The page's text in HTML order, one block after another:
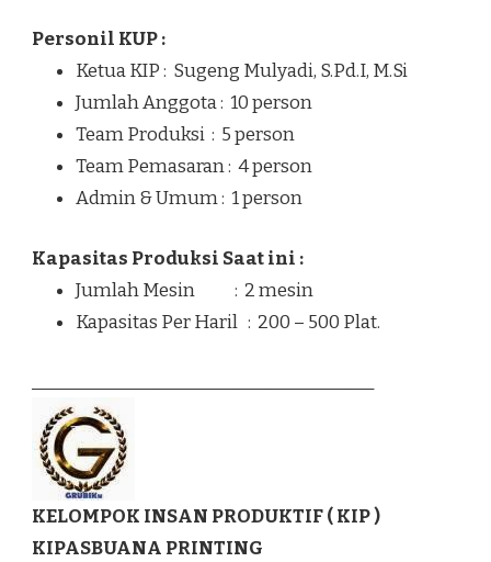
Personil KUP :
Ketua KIP : Sugeng Mulyadi, S.Pd.I, M.Si
Jumlah Anggota : 10 person
Team Produksi : 5 person
Team Pemasaran : 4 person
Admin & Umum : 1 person
Kapasitas Produksi Saat ini :
Jumlah Mesin : 2 mesin
Kapasitas Per Haril : 200 – 500 Plat.
KELOMPOK INSAN PRODUKTIF ( KIP )
KIPASBUANA PRINTING